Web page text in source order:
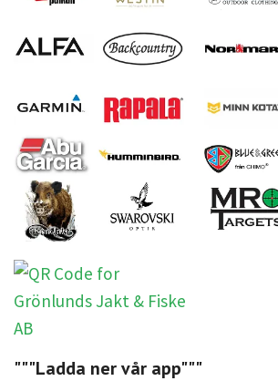
"""Ladda ner vår app"""